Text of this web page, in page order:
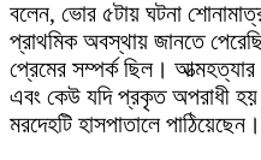
বলেন, ভোর ৫টায় ঘটনা
প্রাথমিক অবস্থায় জানতে
প্রেমের সম্পর্ক ছিল।
এবং কেউ যদি প্রকৃত অপরাধী হয়
মরদেহটি হাসপাতালে পাঠিয়েছেন।